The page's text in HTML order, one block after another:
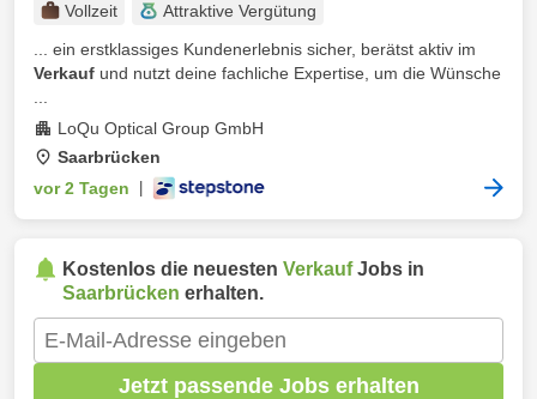
Vollzeit
Attraktive Vergütung
... ein erstklassiges Kundenerlebnis sicher, berätst aktiv im
Verkauf und nutzt deine fachliche Expertise, um die Wünsche
LoQu Optical Group GmbH
Saarbrücken
vor 2 Tagen
Kostenlos die neuesten VerkaufJobs in
Saarbrücken erhalten.
Jetzt passende Jobs erhalten